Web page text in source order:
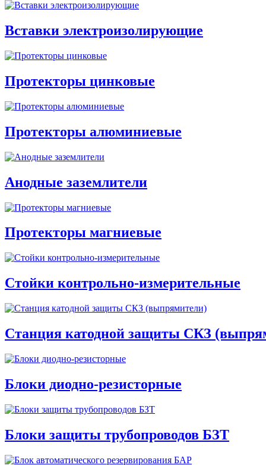
Вставки электроизолирующие
Протекторы цинковые
Протекторы алюминиевые
Анодные заземлители
Протекторы магниевые
Стойки контрольно-измерительные
Станция катодной защиты СКЗ
Блоки диодно-резисторные
Блоки защиты трубопроводов БЗТ